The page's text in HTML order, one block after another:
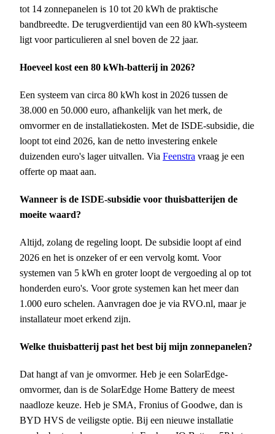
tot 14 zonnepanelen is 10 tot 20 kWh de praktische
bandbreedte. De terugverdientijd van een 80 kWh-systeem
ligt voor particulieren al snel boven de 22 jaar.
Hoeveel kost een 80 kWh-batterij in 2026?
Een systeem van circa 80 kWh kost in 2026 tussen de
38.000 en 50.000 euro, afhankelijk van het merk, de
omvormer en de installatiekosten. Met de ISDE-subsidie, die
loopt tot eind 2026, kan de netto investering enkele
duizenden euro's lager uitvallen. Via Feenstra vraag je een
offerte op maat aan.
Wanneer is de ISDE-subsidie voor thuisbatterijen de
moeite waard?
Altijd, zolang de regeling loopt. De subsidie loopt af eind
2026 en het is onzeker of er een vervolg komt. Voor
systemen van 5 kWh en groter loopt de vergoeding al op tot
honderden euro's. Voor grote systemen kan het meer dan
1.000 euro schelen. Aanvragen doe je via RVO.nl, maar je
installateur moet erkend zijn.
Welke thuisbatterij past het best bij mijn zonnepanelen?
Dat hangt af van je omvormer. Heb je een SolarEdge-
omvormer, dan is de SolarEdge Home Battery de meest
naadloze keuze. Heb je SMA, Fronius of Goodwe, dan is
BYD HVS de veiligste optie. Bij een nieuwe installatie